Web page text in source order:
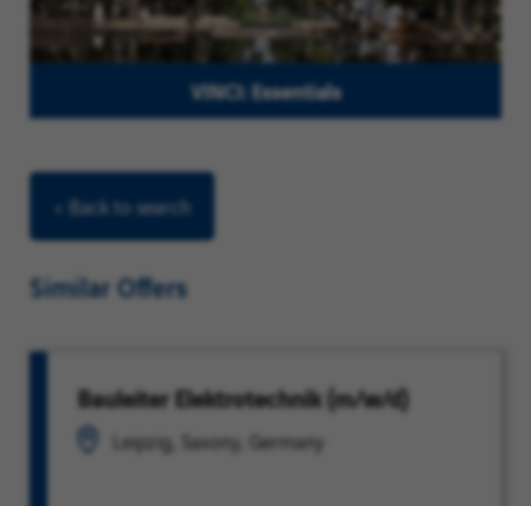
VINCI: Essentials
< Back to search
Similar Offers
Bauleiter Elektrotechnik (m/w/d)
Leipzig, Saxony, Germany